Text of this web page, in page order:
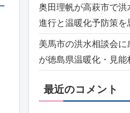
奥田理帆が高萩市で洪
進行と温暖化予防策を
美馬市の洪水相談会
が徳島県温暖化・見
最近のコメント